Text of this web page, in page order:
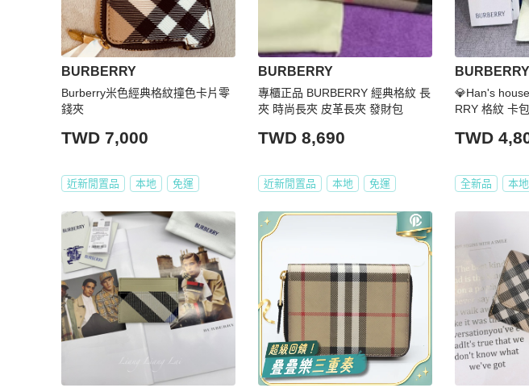
BURBERRY
Burberry米色經典格紋撞色卡片零
錢夾
TWD 7,000
近新閒置品 本地 免運
BURBERRY
專櫃正品 BURBERRY 經典格紋 長
夾 時尚長夾 皮革長夾 發財包
TWD 8,690
近新閒置品 本地 免運
BURBERRY
💎Han's
RRY 格紋 卡
TWD
全新品 本地